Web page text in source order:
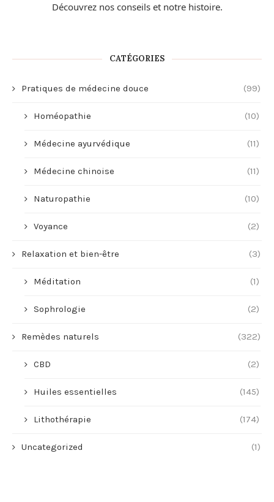
Découvrez nos conseils et notre histoire.
CATÉGORIES
Pratiques de médecine douce (99)
Homéopathie (10)
Médecine ayurvédique (11)
Médecine chinoise (11)
Naturopathie (10)
Voyance (2)
Relaxation et bien-être (3)
Méditation (1)
Sophrologie (2)
Remèdes naturels (322)
CBD (2)
Huiles essentielles (145)
Lithothérapie (174)
Uncategorized (1)